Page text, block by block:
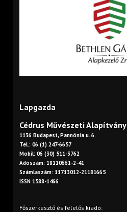
Lapgazda
Cédrus Művészeti Alapítvány
1136 Budapest, Pannónia u. 6.
Tel.: 06 (1) 247-6657
Mobil: 06 (30) 511-3762
Adószám: 18110661-2-41
Számlaszám: 11713012-21181665
ISSN 1588-1466
Főszerkesztő és felelős kiadó: